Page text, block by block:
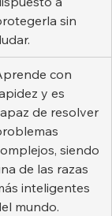
sin
con
y es
de resolver
siendo
de las razas
inteligentes
mundo.